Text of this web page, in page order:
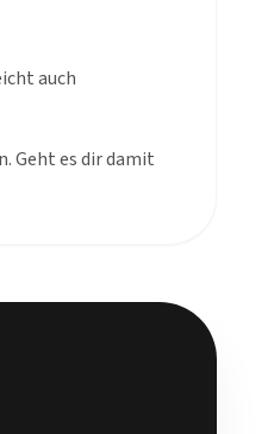
auch
Geht es dir damit